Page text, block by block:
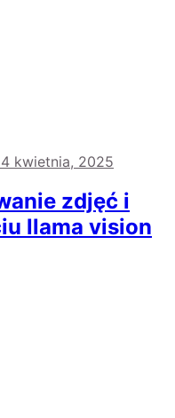
kwietnia, 2025
zdjęć i
llama vision